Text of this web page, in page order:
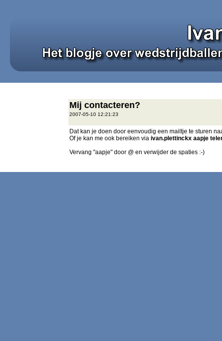
Mij contacteren?
2007-05-10 12:21:23
Dat kan je doen door eenvoudig een mailtje te sturen
Of je kan me ook bereiken via ivan.plettinckx aapje
Vervang "aapje" door @ en verwijder de spaties :-)